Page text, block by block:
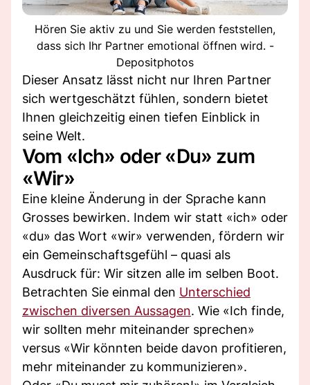
Hören Sie aktiv zu und Sie werden feststellen,
dass sich Ihr Partner emotional öffnen wird. -
Depositphotos
Dieser Ansatz lässt nicht nur Ihren Partner
sich wertgeschätzt fühlen, sondern bietet
Ihnen gleichzeitig einen tiefen Einblick in
seine Welt.
Vom «Ich» oder «Du» zum
«Wir»
Eine kleine Änderung in der Sprache kann
Grosses bewirken. Indem wir statt «ich» oder
«du» das Wort «wir» verwenden, fördern wir
ein Gemeinschaftsgefühl – quasi als
Ausdruck für: Wir sitzen alle im selben Boot.
Betrachten Sie einmal den Unterschied
zwischen diversen Aussagen. Wie «Ich finde,
wir sollten mehr miteinander sprechen»
versus «Wir könnten beide davon profitieren,
mehr miteinander zu kommunizieren».